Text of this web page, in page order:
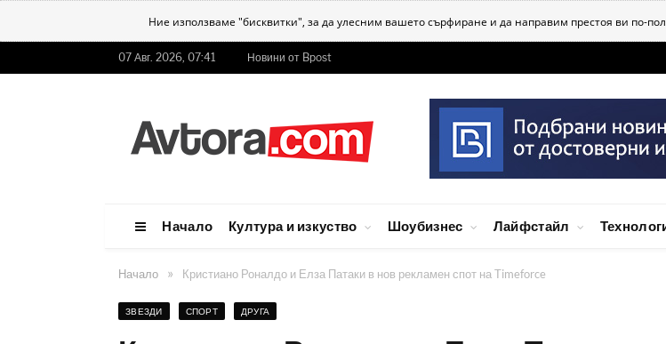
Ние използваме "бисквитки", за да улесним вашето сърфиране и да направим престоя ви по-
07 Авг. 2026, 07:41 Новини от Bpost
Начало Култура и изкуство Шоубизнес Лайфстайл
Начало » Кристиано Роналдо и Елза Патаки в нов рекламен спот на Timeforce
ЗВЕЗДИ СПОРТ ДРУГА